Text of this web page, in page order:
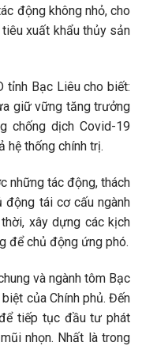
động không nhỏ, cho
xuất khẩu thủy sản
tỉnh Bạc Liêu cho biết:
giữ vững tăng trưởng
chống dịch Covid-19
hệ thống chính trị.
những tác động, thách
tái cơ cấu ngành
xây dựng các kịch
để chủ động ứng phó.
và ngành tôm Bạc
của Chính phủ. Đến
tiếp tục đầu tư phát
nhọn. Nhất là trong